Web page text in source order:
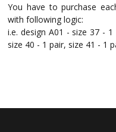
You have to purchase
with following logic:
i.e. design A01 - size 37 -
size 40 - 1 pair, size 41 - 1